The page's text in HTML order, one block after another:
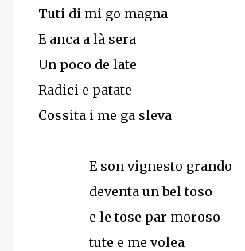
Tuti di mi go magna
E anca a là sera
Un poco de late
Radici e patate
Cossita i me ga sleva
E son vignesto grando
deventa un bel toso
e le tose par moroso
tute e me volea